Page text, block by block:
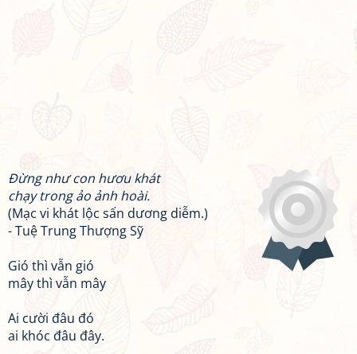
Đừng như con hươu khát
chạy trong ảo ảnh hoài.
(Mạc vi khát lộc sấn dương diễm.)
- Tuệ Trung Thượng Sỹ
Gió thì vẫn gió
mây thì vẫn mây
Ai cười đâu đó
ai khóc đâu đây.